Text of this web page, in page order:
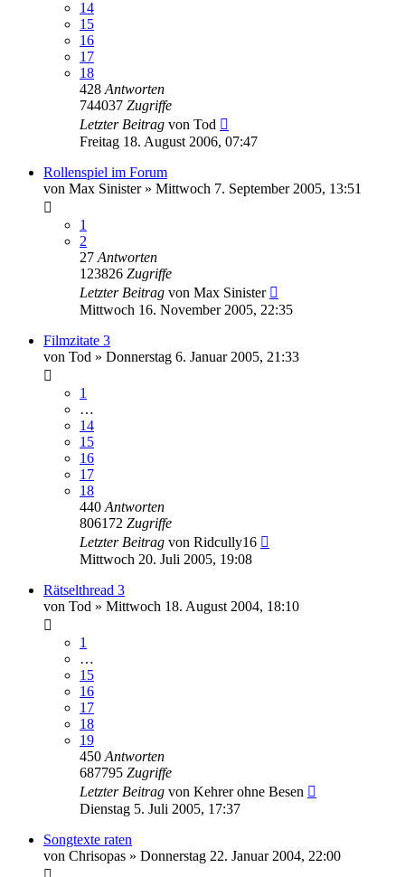
14
15
16
17
18
428 Antworten
744037 Zugriffe
Letzter Beitrag von Tod
Freitag 18. August 2006, 07:47
Rollenspiel im Forum
von Max Sinister» Mittwoch 7. September 2005, 13:51
1
2
27 Antworten
123826 Zugriffe
Letzter Beitrag von Max Sinister
Mittwoch 16. November 2005, 22:35
Filmzitate 3
von Tod » Donnerstag 6. Januar 2005, 21:33
1
…
14
15
16
17
18
440 Antworten
806172 Zugriffe
Letzter Beitrag von Ridcully16
Mittwoch 20. Juli 2005, 19:08
Rätselthread 3
von Tod » Mittwoch 18. August 2004, 18:10
1
…
15
16
17
18
19
450 Antworten
687795 Zugriffe
Letzter Beitrag von Kehrer ohne Besen
Dienstag 5. Juli 2005, 17:37
Songtexte raten
von Chrisopas » Donnerstag 22. Januar 2004, 22:00